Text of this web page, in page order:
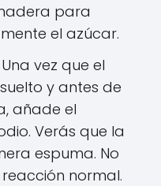
para
el azúcar.
Una vez que el
y antes de
añade el
Verás que la
espuma. No
normal.